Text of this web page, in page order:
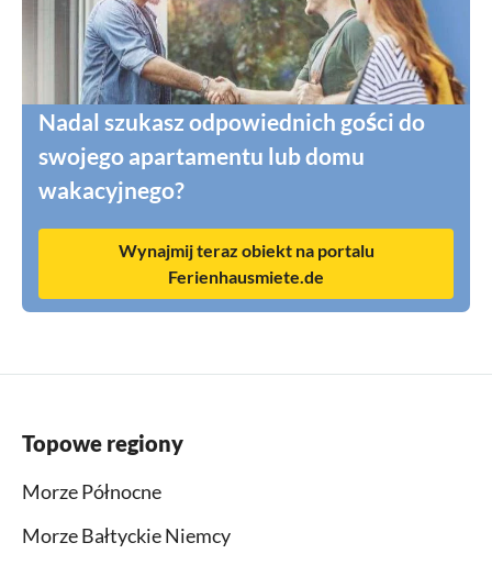
Nadal szukasz odpowiednich gości do
swojego apartamentu lub domu
wakacyjnego?
Wynajmij teraz obiekt na portalu
Ferienhausmiete.de
Topowe regiony
Morze Północne
Morze Bałtyckie Niemcy